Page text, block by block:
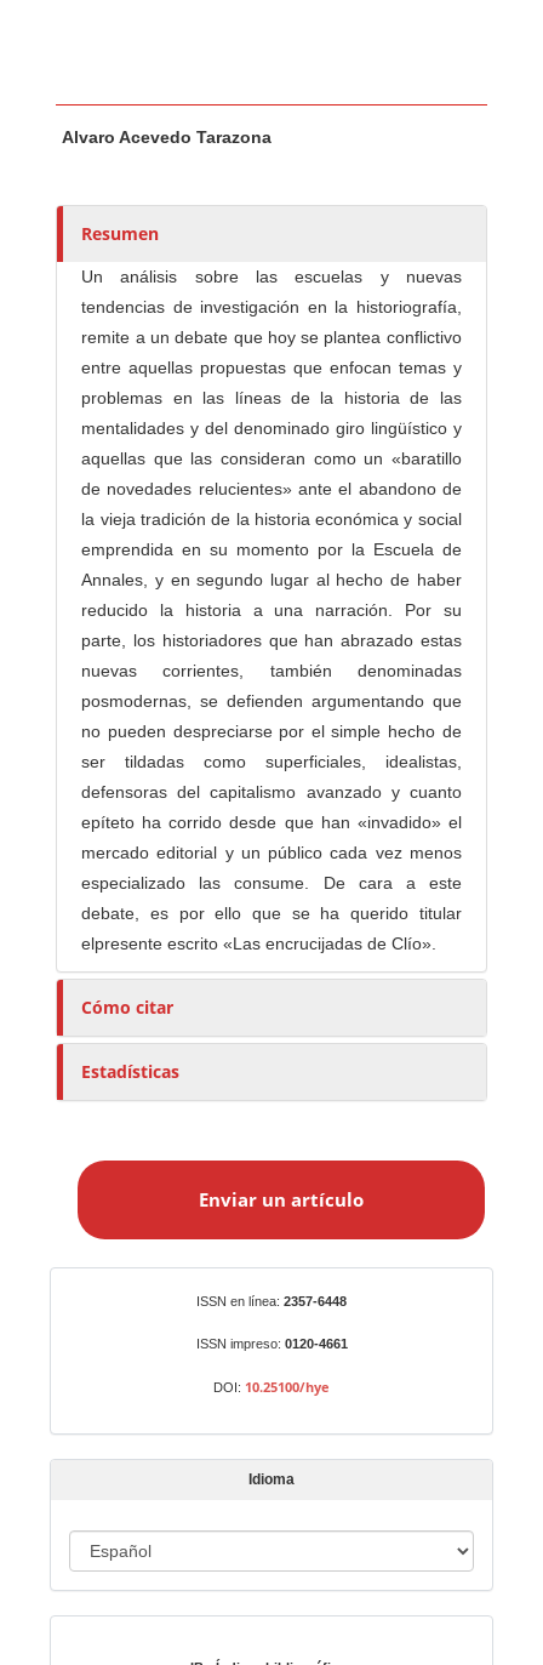
u
o
e
Alvaro Acevedo Tarazona
Resumen
Un análisis sobre las escuelas y nuevas
tendencias de investigación en la historiografía,
remite a un debate que hoy se plantea conflictivo
entre aquellas propuestas que enfocan temas y
problemas en las líneas de la historia de las
mentalidades y del denominado giro lingüístico y
aquellas que las consideran como un «baratillo
de novedades relucientes» ante el abandono de
la vieja tradición de la historia económica y social
emprendida en su momento por la Escuela de
Annales, y en segundo lugar al hecho de haber
reducido la historia a una narración. Por su
parte, los historiadores que han abrazado estas
nuevas corrientes, también denominadas
posmodernas, se defienden argumentando que
no pueden despreciarse por el simple hecho de
ser tildadas como superficiales, idealistas,
defensoras del capitalismo avanzado y cuanto
epíteto ha corrido desde que han «invadido» el
mercado editorial y un público cada vez menos
especializado las consume. De cara a este
debate, es por ello que se ha querido titular
elpresente escrito «Las encrucijadas de Clío».
Cómo citar
Estadísticas
a
t
í
o
Enviar un artículo
ISSN en línea: 2357-6448
ISSN impreso: 0120-4661
DOI: 10.25100/hye
Idioma
d